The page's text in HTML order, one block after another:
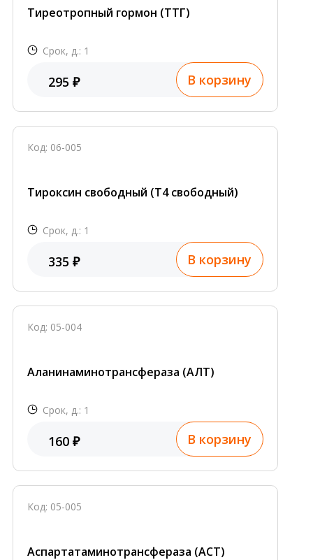
Тиреотропный гормон (ТТГ)
Срок, д.: 1
295 ₽ В корзину
Код: 06-005
Тироксин свободный (Т4 свободный)
Срок, д.: 1
335 ₽ В корзину
Код: 05-004
Аланинаминотрансфераза (АЛТ)
Срок, д.: 1
160 ₽ В корзину
Код: 05-005
Аспартатаминотрансфераза (АСТ)